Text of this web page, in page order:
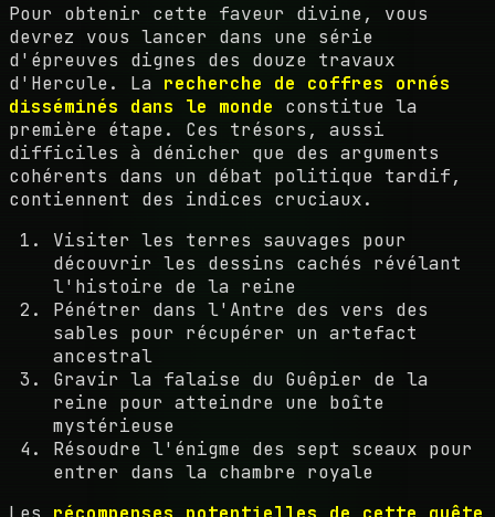
Pour obtenir cette faveur divine, vous
devrez vous lancer dans une série
d'épreuves dignes des douze travaux
d'Hercule. La recherche de coffres ornés
disséminés dans le monde constitue la
première étape. Ces trésors, aussi
difficiles à dénicher que des arguments
cohérents dans un débat politique tardif,
contiennent des indices cruciaux.
Visiter les terres sauvages pour
découvrir les dessins cachés révélant
l'histoire de la reine
Pénétrer dans l'Antre des vers des
sables pour récupérer un artefact
ancestral
Gravir la falaise du Guêpier de la
reine pour atteindre une boîte
mystérieuse
Résoudre l'énigme des sept sceaux pour
entrer dans la chambre royale